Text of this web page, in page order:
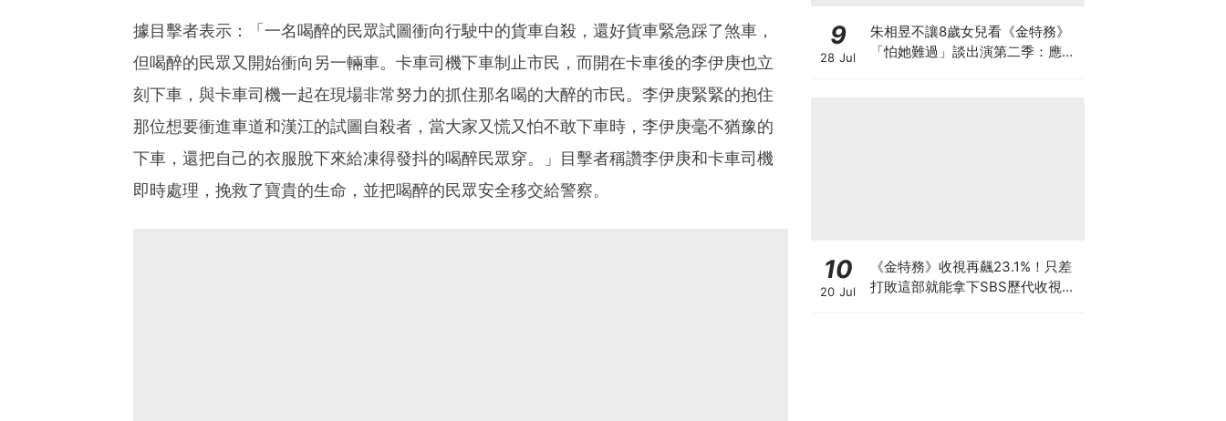
據目擊者表示：「一名喝醉的民眾試圖衝向行駛中的貨車自殺，還好貨車緊急踩了煞車，
但喝醉的民眾又開始衝向另一輛車。卡車司機下車制止市民，而開在卡車後的李伊庚也立
刻下車，與卡車司機一起在現場非常努力的抓住那名喝的大醉的市民。李伊庚緊緊的抱住
那位想要衝進車道和漢江的試圖自殺者，當大家又慌又怕不敢下車時，李伊庚毫不猶豫的
下車，還把自己的衣服脫下來給凍得發抖的喝醉民眾穿。」目擊者稱讚李伊庚和卡車司機
即時處理，挽救了寶貴的生命，並把喝醉的民眾安全移交給警察。
9
28 Jul
朱相昱不讓8歲女兒看《金特務》
「怕她難過」談出演第二季：應該
10
20 Jul
《金特務》收視再飆23.1%！只差
打敗這部就能拿下SBS歷代收視冠